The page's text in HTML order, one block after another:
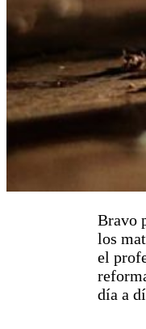
Bravo
los
el
día a